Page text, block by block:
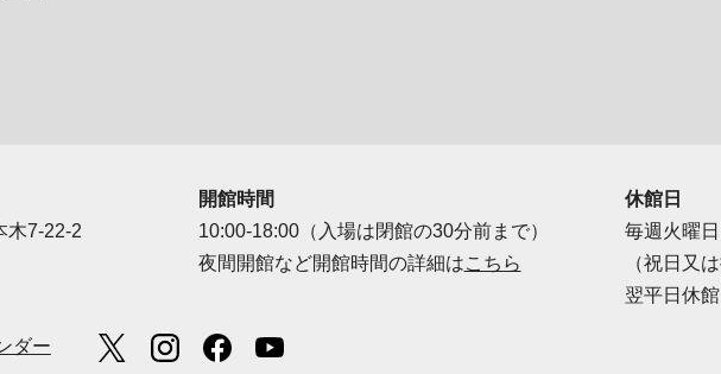
木7-22-2
開館時間
10:00-18:00（入場は閉館の30分前まで）
夜間開館など開館時間の詳細はこちら
休館日
毎週火曜日
（祝日又
翌平日休館
ダー